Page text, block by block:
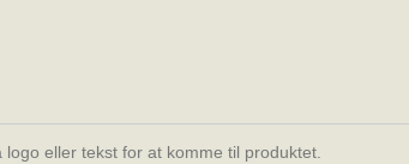
eller tekst for at komme til produktet.